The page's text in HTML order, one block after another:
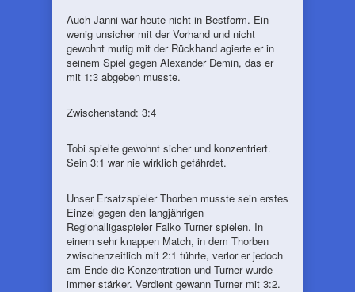
Auch Janni war heute nicht in Bestform. Ein
wenig unsicher mit der Vorhand und nicht
gewohnt mutig mit der Rückhand agierte er in
seinem Spiel gegen Alexander Demin, das er
mit 1:3 abgeben musste.
Zwischenstand: 3:4
Tobi spielte gewohnt sicher und konzentriert.
Sein 3:1 war nie wirklich gefährdet.
Unser Ersatzspieler Thorben musste sein erstes
Einzel gegen den langjährigen
Regionalligaspieler Falko Turner spielen. In
einem sehr knappen Match, in dem Thorben
zwischenzeitlich mit 2:1 führte, verlor er jedoch
am Ende die Konzentration und Turner wurde
immer stärker. Verdient gewann Turner mit 3:2.